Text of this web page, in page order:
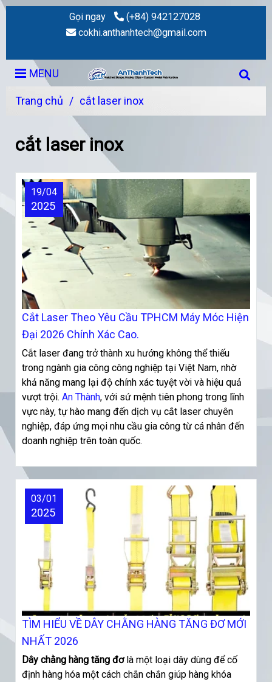
Gọi ngay
(+84) 942127028
cokhi.anthanhtech@gmail.com
MENU
Trang chủ / cắt laser inox
cắt laser inox
Cắt Laser Theo Yêu Cầu TPHCM Máy Móc Hiện
Đại 2026 Chính Xác Cao.
19/04
2025
Cắt laser đang trở thành xu hướng không thể thiếu
trong ngành gia công công nghiệp tại Việt Nam, nhờ
khả năng mang lại độ chính xác tuyệt vời và hiệu quả
vượt trội. An Thành, với sứ mệnh tiên phong trong lĩnh
vực này, tự hào mang đến dịch vụ cắt laser chuyên
nghiệp, đáp ứng mọi nhu cầu gia công từ cá nhân đến
doanh nghiệp trên toàn quốc.
TÌM HIỂU VỀ DÂY CHẰNG HÀNG TĂNG ĐƠ MỚI
NHẤT 2026
03/01
2025
Dây chằng hàng tăng đơlà một loại dây dùng để cố
định hàng hóa một cách chắn chắn giúp hàng khóa